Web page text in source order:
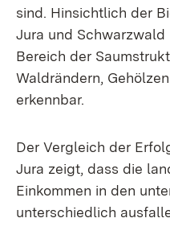
sind. Hinsichtlich der
Jura und
Bereich der
Waldrändern,
erkennbar.
Der Vergleich der
Jura zeigt, dass die
Einkommen in den
unterschiedlich